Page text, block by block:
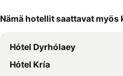
Nämä hotellit saattavat myös
Hótel Dyrhólaey
Hótel Kría